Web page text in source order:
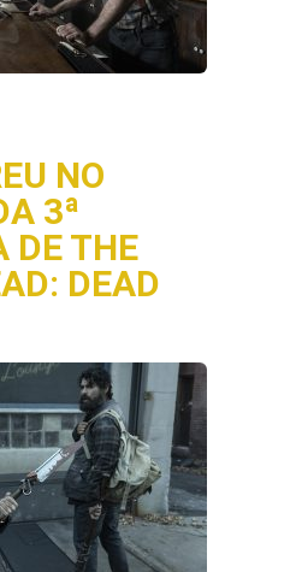
NO
3ª
DE THE
DEAD